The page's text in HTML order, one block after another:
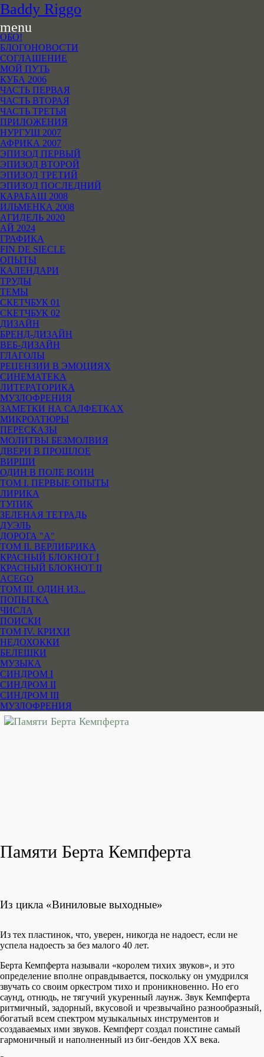
Baddy Riggo
menu
ОБО!
БЛОГОНОВОСТИ
СОГЛАШЕНИЕ
МОЙ ПУТЬ
КУБА 2006
ЧАСТЬ ПЕРВАЯ
ЧАСТЬ ВТОРАЯ
ЧАСТЬ ТРЕТЬЯ
ПРИЛОЖЕНИЯ
НУРГУШ 2007
АФРИКА 2007
ЭПИЗОД ПЕРВЫЙ
ЭПИЗОД ВТОРОЙ
ЭПИЗОД ТРЕТИЙ
ЭПИЗОД ПОСЛЕДНИЙ
КАРАБАШ 2008
ИЛЬМЕНКА 2008
АГИДЕЛЬ 2020
АЙ 2024
ГРАФИКА
FIN DE SIECLE
ОПЫТЫ
КАЛЕНДАРИ
ТРУДЫ
ТЕМЫ
СКЕТЧБУК 01
СКЕТЧБУК 02
ДИЗАЙН
БРЕНД-ДИЗАЙН
ВЕБ-ДИЗАЙН
ГЛАГОЛЫ
РЕЦЕНЗИИ В ЭМОЦИЯХ
СИНЕМАТЕКА
ЛИТЕРАТОРИКА
МУЗЛОФРЕНИЯ
ЗАМЕТКИ НА САЛФЕТКАХ
МИКРОАТЮРЫ
ПЕРЕСКАЗЫ
МОЛИТВЫ БЕЗМОЛВИЯ
ДВЕРИ В ПРОШЛОЕ
ВИРШИ
ОДИН В ПОЛЕ ВОИН
ТОМ I. ПЕРВЫЕ ОПЫТЫ
ЛИРИКА
ТУПИК
ЗЕЛЕНАЯ ТЕТРАДЬ
ДУЭЛЬ
ДОРОГА "А"
ТОМ II. ВЕРЛИБРИКА
КРАСНЫЙ БЛОКНОТ I
КРАСНЫЙ БЛОКНОТ II
ACEGO
ТОМ III. ОДИН ИЗ...
ПОПЫТКА
ЧИСЛА
ПОИСКИ
ТОМ IV. КРИХИ
НЕДОХОККИ
БЕЛЕШКИ
МУЗЫКА
СИНДРОМ I
СИНДРОМ II
СИНДРОМ III
МУЗЛОФРЕНИЯ
Памяти Берта Кемпферта
Из цикла «Виниловые выходные»
Из тех пластинок, что, уверен, никогда не надоест, если не
успела надоесть за без малого 40 лет.
Берта Кемпферта называли «королем тихих звуков», и это
определение вполне оправдывается, поскольку он умудрился
звучать со своим оркестром тихо и проникновенно. Но его
саунд, отнюдь, не тягучий укуренный лаунж. Звук Кемпферта
ритмичный, задорный, вкусовой и чрезвычайно разнообразный,
богатый всем спектром музыкальных инструментов и
создаваемых ими звуков. Кемпферт создал поистине самый
гармоничный и наполненный из биг-бендов XX века.